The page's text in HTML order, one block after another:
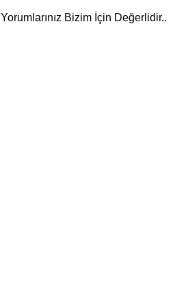
Yorumlarınız Bizim İçin Değerlidir..